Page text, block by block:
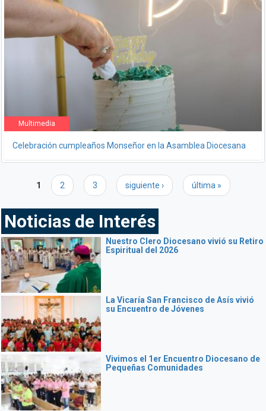
Multimedia
Celebración cumpleaños Monseñor en la Asamblea Diocesana
Páginas
1 2 3 siguiente › última »
Noticias de Interés
Nuestro Clero Diocesano vivió su Retiro
Espiritual del 2026
La Vicaría San Francisco de Asís vivió
su Encuentro de Jóvenes
Vivimos el 1er Encuentro Diocesano de
Pequeñas Comunidades